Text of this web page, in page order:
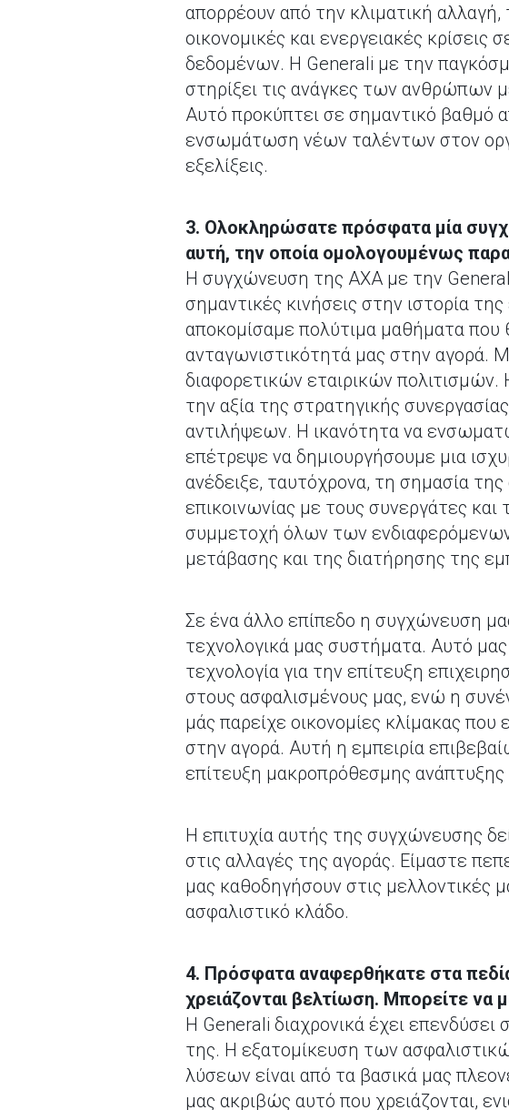
απορρέουν από την κλιματική
οικονομικές και ενεργειακές
δεδομένων. Η Generali με την
στηρίξει τις ανάγκες των ανθρώπων
Αυτό προκύπτει σε σημαντικό βαθμό
ενσωμάτωση νέων ταλέντων στον
εξελίξεις.
3. Ολοκληρώσατε πρόσφατα μία
αυτή, την οποία ομολογουμένως
Η συγχώνευση της AXA με την
σημαντικές κινήσεις στην ιστορία
αποκομίσαμε πολύτιμα μαθήματα που
ανταγωνιστικότητά μας στην αγορά.
διαφορετικών εταιρικών
την αξία της στρατηγικής
αντιλήψεων. Η ικανότητα να
επέτρεψε να δημιουργήσουμε μια
ανέδειξε, ταυτόχρονα, τη σημασία
επικοινωνίας με τους συνεργάτες
συμμετοχή όλων των
μετάβασης και της διατήρησης της
Σε ένα άλλο επίπεδο η συγχώνευση
τεχνολογικά μας συστήματα. Αυτό
τεχνολογία για την επίτευξη
στους ασφαλισμένους μας, ενώ η
μάς παρείχε οικονομίες κλίμακας
στην αγορά. Αυτή η εμπειρία
επίτευξη μακροπρόθεσμης ανάπτυξης
H επιτυχία αυτής της συγχώνευσης
στις αλλαγές της αγοράς. Είμαστε
μας καθοδηγήσουν στις μελλοντικές
ασφαλιστικό κλάδο.
4. Πρόσφατα αναφερθήκατε στα
χρειάζονται βελτίωση. Μπορείτε να
Η Generali διαχρονικά έχει
της. Η εξατομίκευση των
λύσεων είναι από τα βασικά μας
μας ακριβώς αυτό που χρειάζονται,